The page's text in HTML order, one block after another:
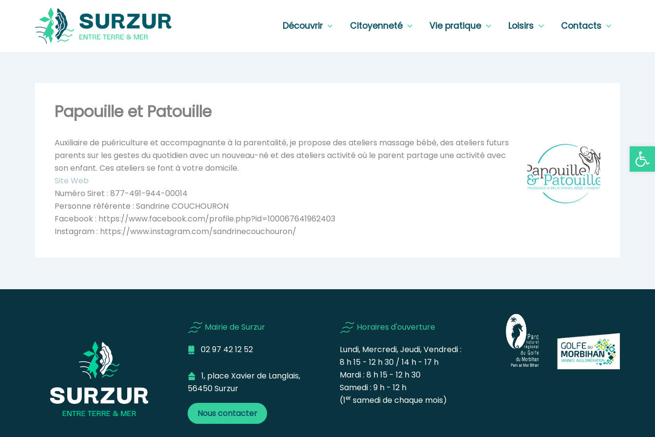
Ouvrir
Découvrir Citoyenneté Vie pratique Loisirs Contacts
Papouille et Patouille
Auxiliaire de puériculture et accompagnante à la parentalité, je propose des ateliers massage bébé, des ateliers futurs
parents sur les gestes du quotidien avec un nouveau-né et des ateliers activité où le parent partage une activité avec
son enfant. Ces ateliers se font à votre domicile.
Site Web
Numéro Siret : 877-491-944-00014
Personne référente : Sandrine COUCHOURON
Facebook : https://www.facebook.com/profile.php?id=100067641962403
Instagram : https://www.instagram.com/sandrinecouchouron/
Mairie de Surzur
02 97 42 12 52
1, place Xavier de Langlais,
56450 Surzur
Nous contacter
Horaires d'ouverture
Lundi, Mercredi, Jeudi, Vendredi :
8 h 15 - 12 h 30 / 14 h - 17 h
Mardi : 8 h 15 - 12 h 30
Samedi : 9 h - 12 h
(1er samedi de chaque mois)